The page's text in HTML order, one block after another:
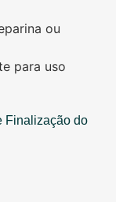
ou
para uso
Finalização do